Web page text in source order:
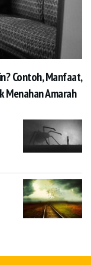
Contoh, Manfaat,
Menahan Amarah